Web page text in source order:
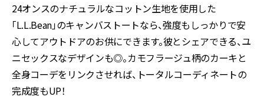
24オンスのナチュラルなコットン生地を使用した
「L.L.Bean」のキャンバストートなら、強度もしっかりで安
心してアウトドアのお供にできます。彼とシェアできる、ユ
ニセックスなデザインも◎。カモフラージュ柄のカーキと
全身コーデをリンクさせれば、トータルコーディネートの
完成度もUP！